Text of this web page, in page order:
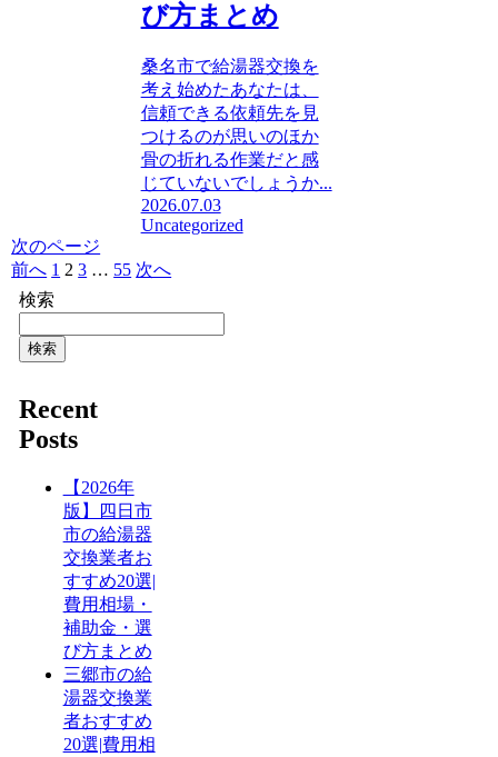
び方まとめ
桑名市で給湯器交換を
考え始めたあなたは、
信頼できる依頼先を見
つけるのが思いのほか
骨の折れる作業だと感
じていないでしょうか...
2026.07.03
Uncategorized
次のページ
前へ 1 2 3 … 55 次へ
検索
検索
Recent
Posts
【2026年
版】四日市
市の給湯器
交換業者お
すすめ20選|
費用相場・
補助金・選
び方まとめ
三郷市の給
湯器交換業
者おすすめ
20選|費用相